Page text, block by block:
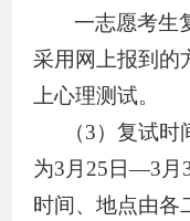
一志愿考生
采用网上报到的
上心理测试。
（3）复试时
为3月25 日—3月
时间、地点由各